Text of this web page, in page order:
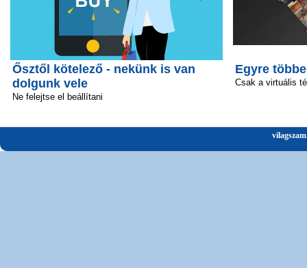
Ősztől kötelező - nekünk is van
dolgunk vele
Ne felejtse el beállítani
Egyre
Csak a virtuális